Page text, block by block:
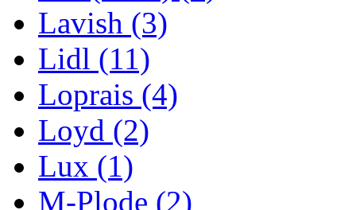
Lavish (3)
Lidl (11)
Loprais (4)
Loyd (2)
Lux (1)
M-Plode (2)